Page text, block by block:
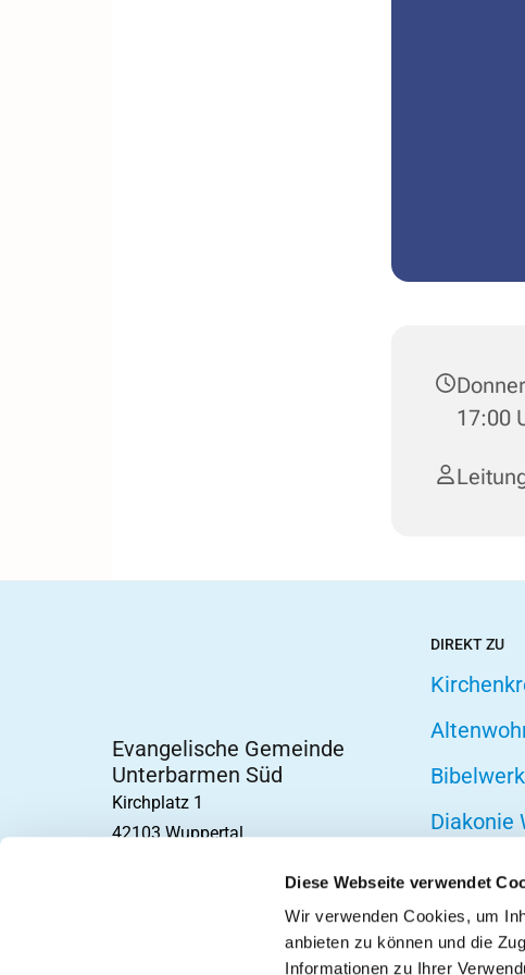
Diese Webseite verwendet
Wir verwenden Cookies, um
anbieten zu können und die
Informationen zu Ihrer
17:00
Evangelische Gemeinde
Unterbarmen Süd
Kirchplatz 1
42103 Wuppertal
DIREKT ZU
Bibelwerk
Diakonie